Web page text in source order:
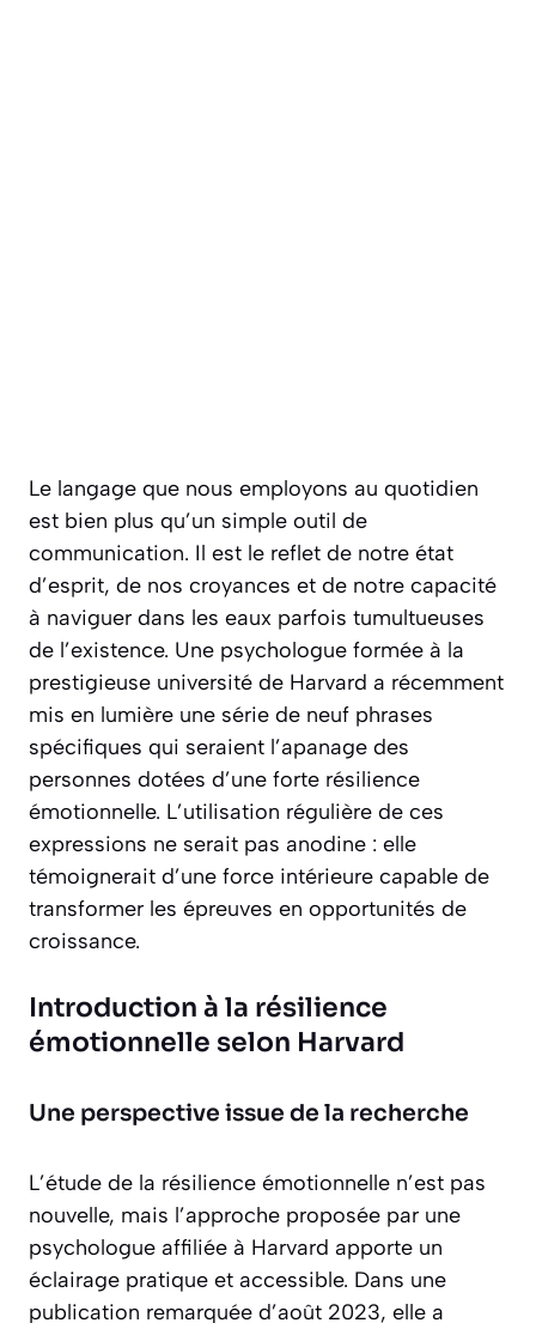
Le langage que nous employons au quotidien
est bien plus qu’un simple outil de
communication. Il est le reflet de notre état
d’esprit, de nos croyances et de notre capacité
à naviguer dans les eaux parfois tumultueuses
de l’existence. Une psychologue formée à la
prestigieuse université de Harvard a récemment
mis en lumière une série de neuf phrases
spécifiques qui seraient l’apanage des
personnes dotées d’une forte résilience
émotionnelle. L’utilisation régulière de ces
expressions ne serait pas anodine : elle
témoignerait d’une force intérieure capable de
transformer les épreuves en opportunités de
croissance.
Introduction à la résilience
émotionnelle selon Harvard
Une perspective issue de la recherche
L’étude de la résilience émotionnelle n’est pas
nouvelle, mais l’approche proposée par une
psychologue affiliée à Harvard apporte un
éclairage pratique et accessible. Dans une
publication remarquée d’août 2023, elle a